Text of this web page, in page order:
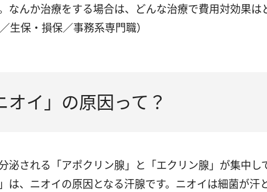
なんか治療をする場合は、どんな治療で費用対効果は
生保・損保／事務系専門職）
イ」の原因って？
泌される「アポクリン腺」と「エクリン腺」が集中し
は、ニオイの原因となる汗腺です。ニオイは細菌が汗